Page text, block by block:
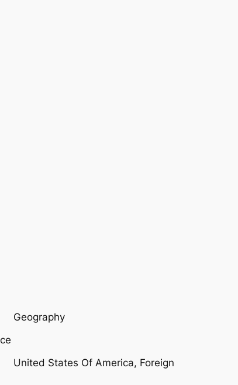
Geography
United States Of America, Foreign